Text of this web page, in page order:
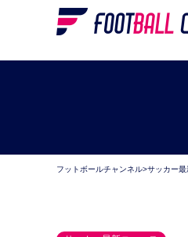
フットボールチャンネル>サッカー最